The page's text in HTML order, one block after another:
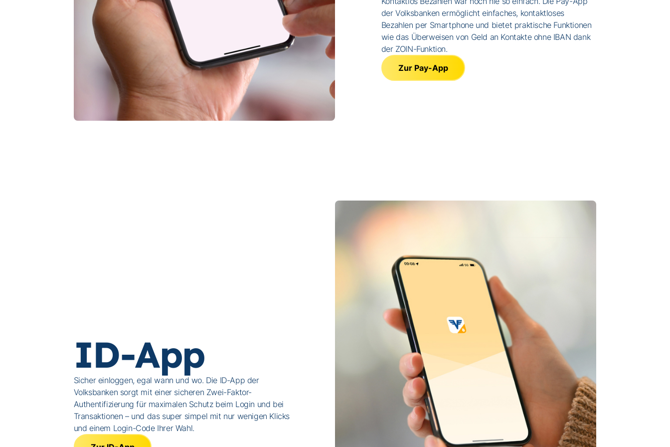
der Volksbanken ermöglicht einfaches, kontaktloses
Bezahlen per Smartphone und bietet praktische Funktionen
wie das Überweisen von Geld an Kontakte ohne IBAN dank
der ZOIN-Funktion.
Zur Pay-App
ID-App
Sicher einloggen, egal wann und wo. Die ID-App der
Volksbanken sorgt mit einer sicheren Zwei-Faktor-
Authentifizierung für maximalen Schutz beim Login und bei
Transaktionen – und das super simpel mit nur wenigen Klicks
und einem Login-Code Ihrer Wahl.